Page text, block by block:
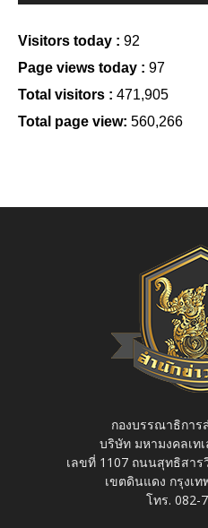
Visitors today : 92
Page views today : 97
Total visitors : 471,905
Total page view: 560,266
กองบรรณาธิกา
บริษัท มหามงคลเท
เลขที่ 1107 ถนนสุทธิสา
เขตดินแดง กรุงเ
โทร. 082-